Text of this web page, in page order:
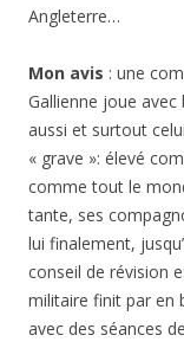
Angleterre…
Mon avis : une
Gallienne joue
aussi et surtout
« grave »: élevé
comme tout le
tante, ses
lui finalement,
conseil de révision
militaire finit par en
avec des séances